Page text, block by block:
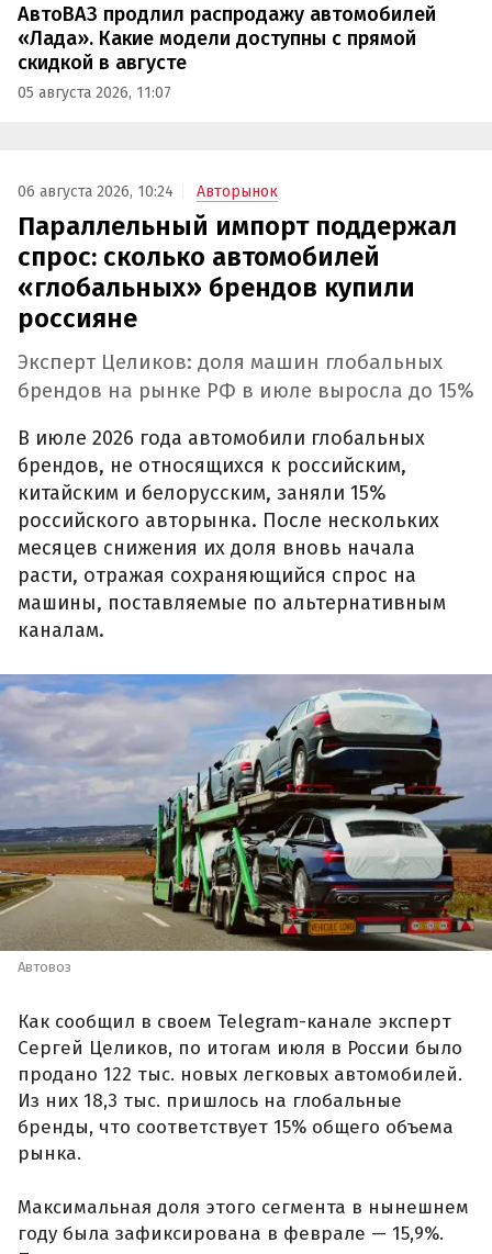
АвтоВАЗ продлил распродажу автомобилей
«Лада». Какие модели доступны с прямой
скидкой в августе
05 августа 2026, 11:07
06 августа 2026, 10:24 Авторынок
Параллельный импорт поддержал
спрос: сколько автомобилей
«глобальных» брендов купили
россияне
Эксперт Целиков: доля машин глобальных
брендов на рынке РФ в июле выросла до 15%
В июле 2026 года автомобили глобальных
брендов, не относящихся к российским,
китайским и белорусским, заняли 15%
российского авторынка. После нескольких
месяцев снижения их доля вновь начала
расти, отражая сохраняющийся спрос на
машины, поставляемые по альтернативным
каналам.
Автовоз
Как сообщил в своем Telegram-канале эксперт
Сергей Целиков, по итогам июля в России было
продано 122 тыс. новых легковых автомобилей.
Из них 18,3 тыс. пришлось на глобальные
бренды, что соответствует 15% общего объема
рынка.
Максимальная доля этого сегмента в нынешнем
году была зафиксирована в феврале — 15,9%.